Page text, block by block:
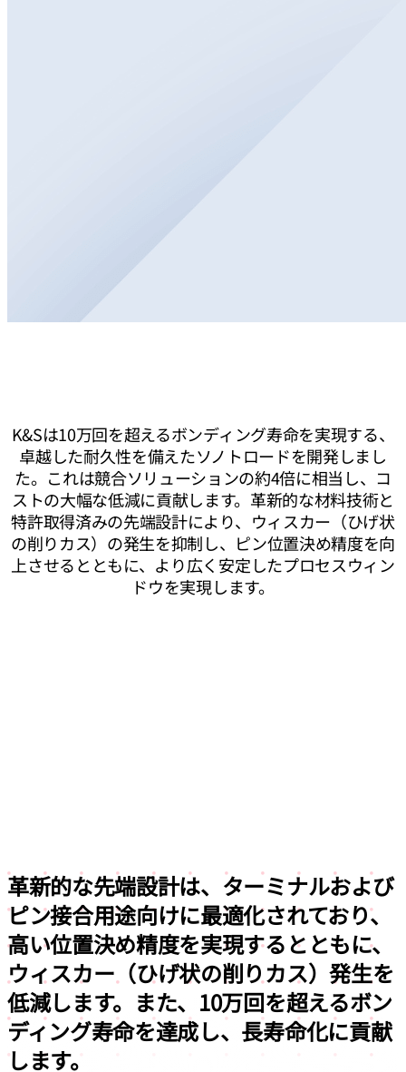
K&Sは10万回を超えるボンディング寿命を実現する、
卓越した耐久性を備えたソノトロードを開発しまし
た。これは競合ソリューションの約4倍に相当し、コ
ストの大幅な低減に貢献します。革新的な材料技術と
特許取得済みの先端設計により、ウィスカー（ひげ状
の削りカス）の発生を抑制し、ピン位置決め精度を向
上させるとともに、より広く安定したプロセスウィン
ドウを実現します。
革新的な先端設計は、ターミナルおよび
ピン接合用途向けに最適化されており、
高い位置決め精度を実現するとともに、
ウィスカー（ひげ状の削りカス）発生を
低減します。また、10万回を超えるボン
ディング寿命を達成し、長寿命化に貢献
します。